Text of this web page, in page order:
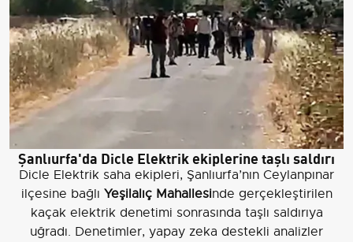
Şanlıurfa'da Dicle Elektrik ekiplerine taşlı saldırı
Dicle Elektrik saha ekipleri, Şanlıurfa’nın Ceylanpınar
ilçesine bağlı Yeşilalıç Mahallesinde gerçekleştirilen
kaçak elektrik denetimi sonrasında taşlı saldırıya
uğradı. Denetimler, yapay zeka destekli analizler